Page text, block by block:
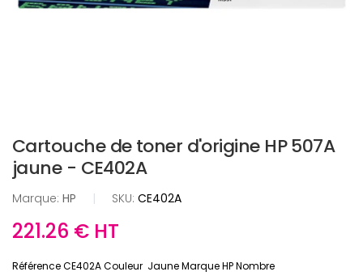
Cartouche de toner d'origine HP 507A
jaune - CE402A
Marque: HP | SKU: CE402A
221.26 € HT
Référence CE402A Couleur Jaune Marque HP Nombre